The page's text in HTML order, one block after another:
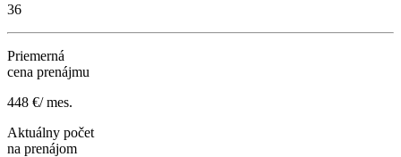
36
Priemerná
cena prenájmu
448 €/ mes.
Aktuálny počet
na prenájom